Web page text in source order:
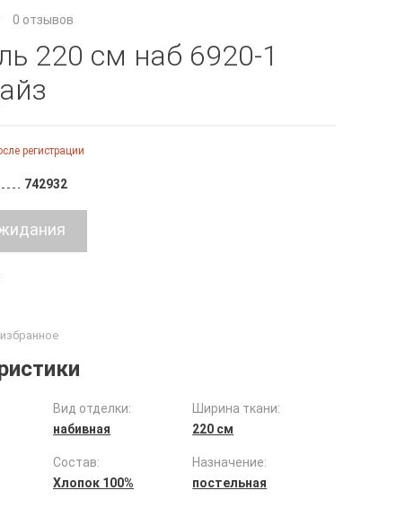
0 отзывов
220 см наб 6920-1
регистрации
742932
Вид отделки:
набивная
Ширина ткани:
220 см
Состав:
Хлопок 100%
Назначение:
постельная